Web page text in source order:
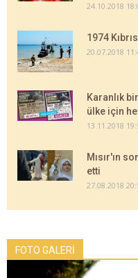
24.10.2018
1974
20.07.2018
Karanlık
ülke için
13.11.2018
Mısır'ın
etti
27.08.2018
FOTO GALERİ